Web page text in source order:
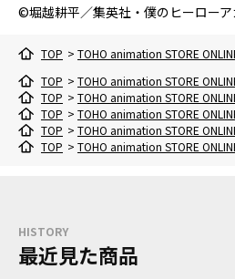
©堀越耕平／集英社・僕のヒーロー
TOP > TOHO animation STORE
TOP > TOHO animation STORE
TOP > TOHO animation STORE
TOP > TOHO animation STORE
TOP > TOHO animation STORE
TOP > TOHO animation STORE
HISTORY
最近見た商品